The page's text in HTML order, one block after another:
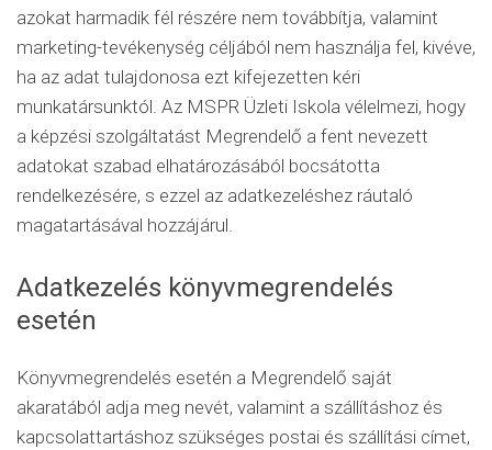
azokat harmadik fél részére nem továbbítja, valamint
marketing-tevékenység céljából nem használja fel, kivéve,
ha az adat tulajdonosa ezt kifejezetten kéri
munkatársunktól. Az MSPR Üzleti Iskola vélelmezi, hogy
a képzési szolgáltatást Megrendelő a fent nevezett
adatokat szabad elhatározásából bocsátotta
rendelkezésére, s ezzel az adatkezeléshez ráutaló
magatartásával hozzájárul.
Adatkezelés könyvmegrendelés
esetén
Könyvmegrendelés esetén a Megrendelő saját
akaratából adja meg nevét, valamint a szállításhoz és
kapcsolattartáshoz szükséges postai és szállítási címet,